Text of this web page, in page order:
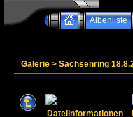
Albenliste
Galerie > Sachsenring